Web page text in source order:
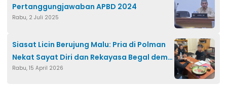
Pertanggungjawaban APBD 2024
Rabu, 2 Juli 2025
Siasat Licin Berujung Malu: Pria di Polman
Nekat Sayat Diri dan Rekayasa Begal demi
Tutupi Utang
Rabu, 15 April 2026